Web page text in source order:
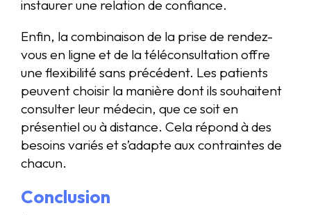
instaurer une relation de confiance.
Enfin, la combinaison de la prise de rendez-
vous en ligne et de la téléconsultation offre
une flexibilité sans précédent. Les patients
peuvent choisir la manière dont ils souhaitent
consulter leur médecin, que ce soit en
présentiel ou à distance. Cela répond à des
besoins variés et s’adapte aux contraintes de
chacun.
Conclusion